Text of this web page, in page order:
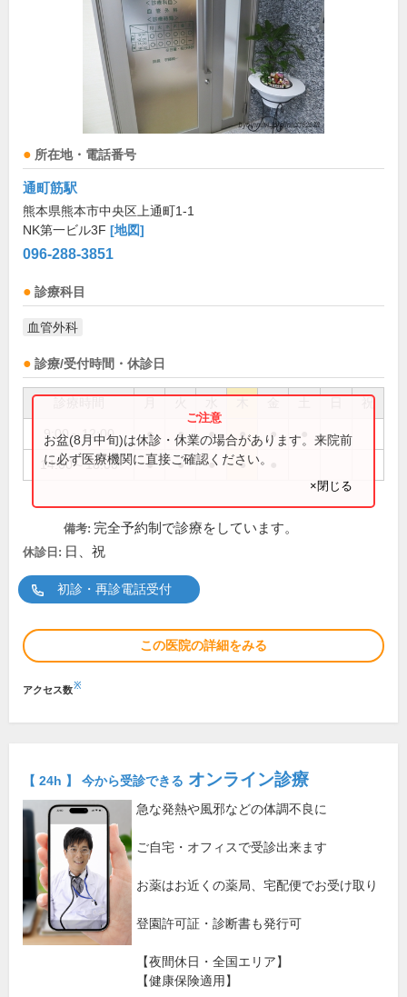
所在地・電話番号
通町筋駅
熊本県熊本市中央区上通町1-1
NK第一ビル3F [地図]
096-288-3851
診療科目
血管外科
診療/受付時間・休診日
祝
9:00～12:00 ● ● ● ● ●
14:00～18:00 ● ● ● ●
お盆(8月中旬)は休診・休業の場合があります。来院前
に必ず医療機関に直接ご確認ください。
×閉じる
備考: 完全予約制で診療をしています。
休診日: 日、祝
初診・再診電話受付
この医院の詳細をみる
アクセス数※
【 24h 】 今から受診できる オンライン診療
急な発熱や風邪などの体調不良に
ご自宅・オフィスで受診出来ます
お薬はお近くの薬局、宅配便でお受け取り
登園許可証・診断書も発行可
【夜間休日・全国エリア】
【健康保険適用】